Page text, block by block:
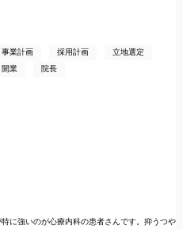
事業計画 採用計画
立地選定
開業 院長
に強いのが心療内科の患者さんです。抑うつや